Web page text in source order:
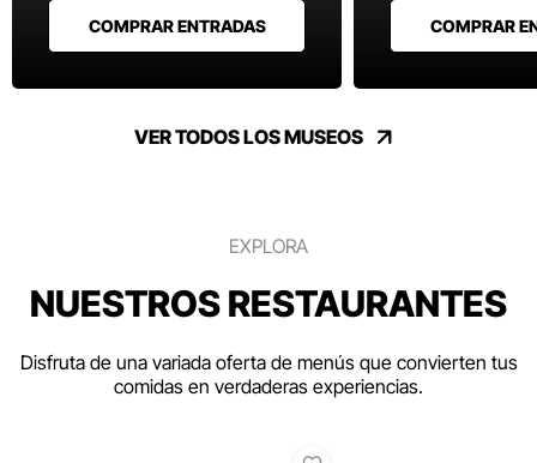
COMPRAR ENTRADAS COMPRAR
VER TODOS LOS MUSEOS
EXPLORA
NUESTROS RESTAURANTES
Disfruta de una variada oferta de menús que convierten tus
comidas en verdaderas experiencias.